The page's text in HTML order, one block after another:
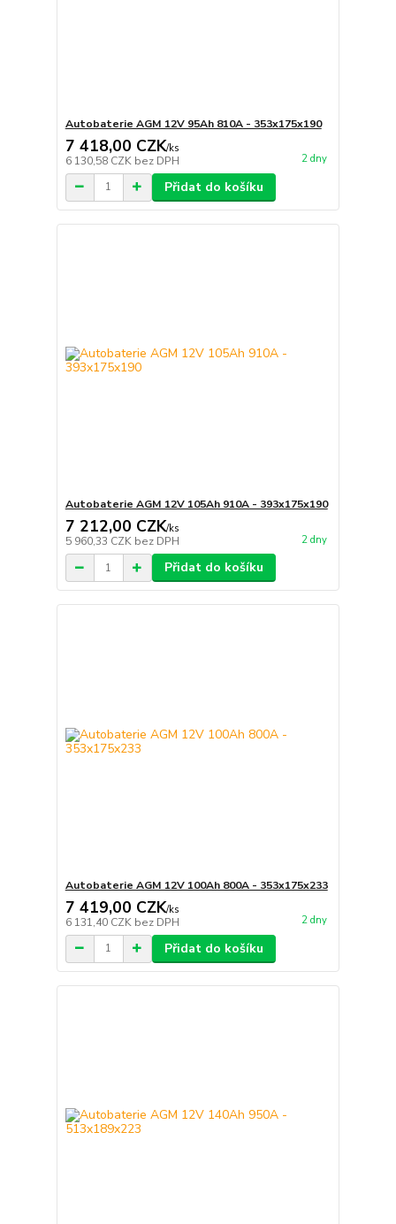
Autobaterie AGM 12V 95Ah 810A - 353x175x190
7 418,00 CZK/ks
6 130,58 CZK bez DPH 2 dny
Přidat do košíku
Autobaterie AGM 12V 105Ah 910A - 393x175x190
7 212,00 CZK/ks
5 960,33 CZK bez DPH 2 dny
Přidat do košíku
Autobaterie AGM 12V 100Ah 800A - 353x175x233
7 419,00 CZK/ks
6 131,40 CZK bez DPH 2 dny
Přidat do košíku